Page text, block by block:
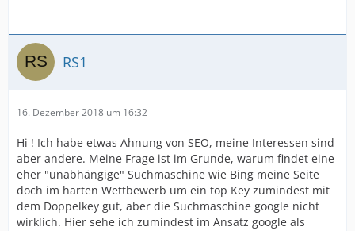
RS1
16. Dezember 2018 um 16:32
Hi ! Ich habe etwas Ahnung von SEO, meine Interessen sind
aber andere. Meine Frage ist im Grunde, warum findet eine
eher "unabhängige" Suchmaschine wie Bing meine Seite
doch im harten Wettbewerb um ein top Key zumindest mit
dem Doppelkey gut, aber die Suchmaschine google nicht
wirklich. Hier sehe ich zumindest im Ansatz google als